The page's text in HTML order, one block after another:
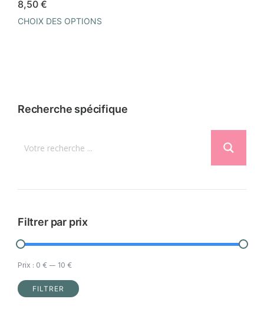
8,50 €
CHOIX DES OPTIONS
variations.
peuvent
la
du
produit
Recherche spécifique
Filtrer par prix
FILTRER
Prix : 0 €— 10 €